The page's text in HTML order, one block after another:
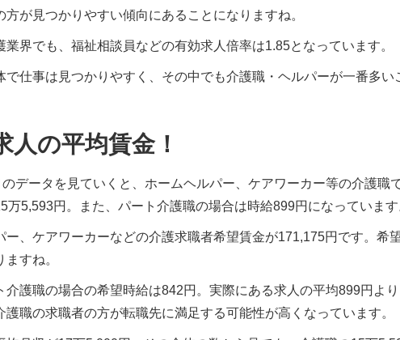
方が見つかりやすい傾向にあることになりますね。
業界でも、福祉相談員などの有効求人倍率は1.85となっています。
で仕事は見つかりやすく、その中でも介護職・ヘルパーが一番多い
人の平均賃金！
データを見ていくと、ホームヘルパー、ケアワーカー等の介護職
万5,593円。また、パート介護職の場合は時給899円になっています
ー、ケアワーカーなどの介護求職者希望賃金が171,175円です。希
すね。
介護職の場合の希望時給は842円。実際にある求人の平均899円よ
護職の求職者の方が転職先に満足する可能性が高くなっています。